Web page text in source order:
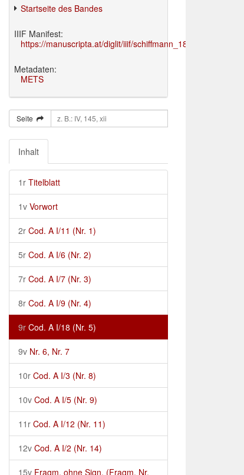
Startseite des Bandes
IIIF Manifest:
https://manuscripta.at/diglit/iiif/schiffmann_1895/manifest.json
Metadaten:
METS
Seite
Inhalt
1r Titelblatt
1v Vorwort
2r Cod. A I/11 (Nr. 1)
5r Cod. A I/6 (Nr. 2)
7r Cod. A I/7 (Nr. 3)
8r Cod. A I/9 (Nr. 4)
9r Cod. A I/18 (Nr. 5)
9v Nr. 6, Nr. 7
10r Cod. A I/3 (Nr. 8)
10v Cod. A I/5 (Nr. 9)
11r Cod. A I/12 (Nr. 11)
12v Cod. A I/2 (Nr. 14)
15v Fragm. ohne Sign. (Fragm. Nr.